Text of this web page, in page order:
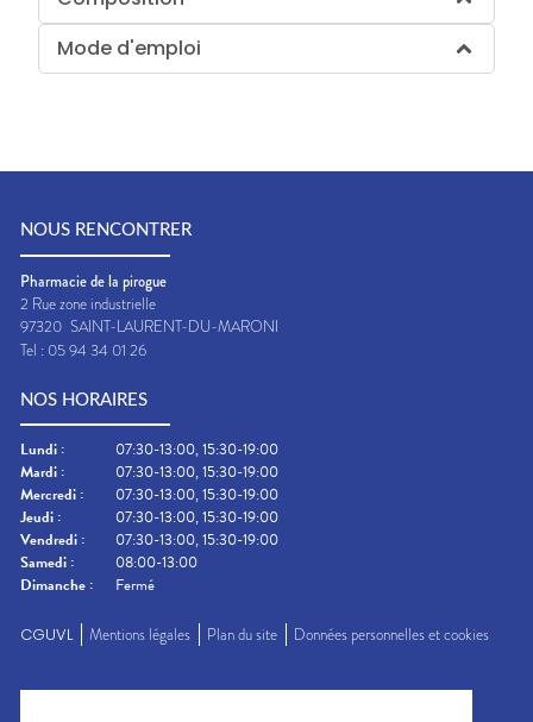
Mode d'emploi
NOUS RENCONTRER
Pharmacie de la pirogue
2 Rue zone industrielle
97320 SAINT-LAURENT-DU-MARONI
Tel : 05 94 34 01 26
NOS HORAIRES
Lundi :
07:30-13:00, 15:30-19:00
Mardi :
07:30-13:00, 15:30-19:00
Mercredi :
07:30-13:00, 15:30-19:00
Jeudi :
07:30-13:00, 15:30-19:00
Vendredi :
07:30-13:00, 15:30-19:00
Samedi :
08:00-13:00
Dimanche : Fermé
CGUVL Mentions légales Plan du site Données personnelles et cookies